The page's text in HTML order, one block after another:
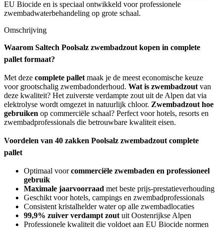
EU Biocide en is speciaal ontwikkeld voor professionele
zwembadwaterbehandeling op grote schaal.
Omschrijving
Waarom Saltech Poolsalz zwembadzout kopen in complete
pallet formaat?
Met deze complete pallet maak je de meest economische keuze
voor grootschalig zwembadonderhoud. Wat is zwembadzout van
deze kwaliteit? Het zuiverste verdampte zout uit de Alpen dat via
elektrolyse wordt omgezet in natuurlijk chloor. Zwembadzout hoe
gebruiken op commerciële schaal? Perfect voor hotels, resorts en
zwembadprofessionals die betrouwbare kwaliteit eisen.
Voordelen van 40 zakken Poolsalz zwembadzout complete
pallet
Optimaal voorcommerciële zwembaden en professioneel
gebruik
Maximale jaarvoorraad met beste prijs-prestatieverhouding
Geschikt voor hotels, campings en zwembadprofessionals
Consistent kristalhelder water op alle zwembadlocaties
99,9% zuiver verdampt zout uit Oostenrijkse Alpen
Professionele kwaliteit die voldoet aan EU Biocide normen